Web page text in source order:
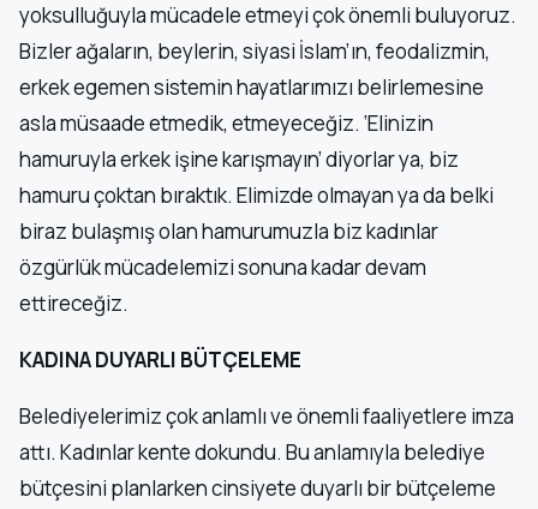
yoksulluğuyla mücadele etmeyi çok önemli buluyoruz.
Bizler ağaların, beylerin, siyasi İslam’ın, feodalizmin,
erkek egemen sistemin hayatlarımızı belirlemesine
asla müsaade etmedik, etmeyeceğiz. ‘Elinizin
hamuruyla erkek işine karışmayın’ diyorlar ya, biz
hamuru çoktan bıraktık. Elimizde olmayan ya da belki
biraz bulaşmış olan hamurumuzla biz kadınlar
özgürlük mücadelemizi sonuna kadar devam
ettireceğiz.
KADINA DUYARLI BÜTÇELEME
Belediyelerimiz çok anlamlı ve önemli faaliyetlere imza
attı. Kadınlar kente dokundu. Bu anlamıyla belediye
bütçesini planlarken cinsiyete duyarlı bir bütçeleme